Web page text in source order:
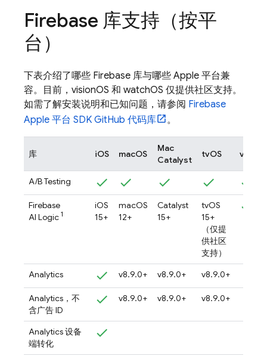
Firebase 库支持（按平
台）
下表介绍了哪些 Firebase 库与哪些 Apple 平台兼
容。目前，visionOS 和 watchOS 仅提供社区支持。
如需了解安装说明和已知问题，请参阅 Firebase
Apple 平台 SDK GitHub 代码库
。
库 iOS macOS
Mac
Catalyst
tvOS
A/B Testing
Firebase
AI Logic 1
iOS
15+
macOS
12+
Catalyst
15+
tvOS
15+
（仅提
供社区
支持）
Analytics
v8.9.0+ v8.9.0+ v8.9.0+
Analytics ，不
含广告 ID
v8.9.0+ v8.9.0+ v8.9.0+
Analytics设备
端转化